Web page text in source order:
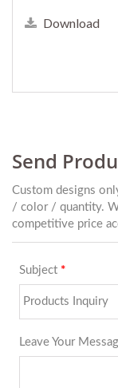
Download